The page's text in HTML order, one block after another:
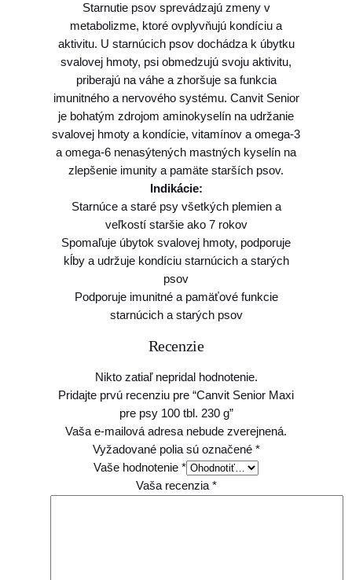
e
n
i
o
r
M
a
x
i
p
e
s
y
0
l
.
3
0
g
Starnutie psov sprevádzajú zmeny v
metabolizme, ktoré ovplyvňujú kondíciu a
aktivitu. U starnúcich psov dochádza k úbytku
svalovej hmoty, psi obmedzujú svoju aktivitu,
priberajú na váhe a zhoršuje sa funkcia
imunitného a nervového systému. Canvit Senior
je bohatým zdrojom aminokyselín na udržanie
svalovej hmoty a kondície, vitamínov a omega-3
a omega-6 nenasýtených mastných kyselín na
zlepšenie imunity a pamäte starších psov.
Indikácie:
Starnúce a staré psy všetkých plemien a
veľkostí staršie ako 7 rokov
Spomaľuje úbytok svalovej hmoty, podporuje
kĺby a udržuje kondíciu starnúcich a starých
psov
Podporuje imunitné a pamäťové funkcie
starnúcich a starých psov
Recenzie
Nikto zatiaľ nepridal hodnotenie.
Pridajte prvú recenziu pre “Canvit Senior Maxi
pre psy 100 tbl. 230 g”
Vaša e-mailová adresa nebude zverejnená.
Vyžadované polia sú označené *
Vaše hodnotenie *
Vaša recenzia *